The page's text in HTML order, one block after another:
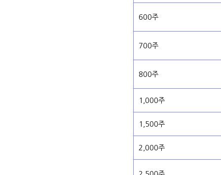
600주
700주
800주
1,000주
1,500주
2,000주